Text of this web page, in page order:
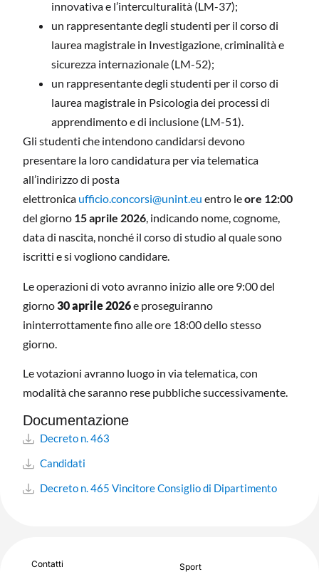
innovativa e l’interculturalità (LM-37);
un rappresentante degli studenti per il corso di
laurea magistrale in Investigazione, criminalità e
sicurezza internazionale (LM-52);
un rappresentante degli studenti per il corso di
laurea magistrale in Psicologia dei processi di
apprendimento e di inclusione (LM-51).
Gli studenti che intendono candidarsi devono
presentare la loro candidatura per via telematica
all’indirizzo di posta
elettronica ufficio.concorsi@unint.eu entro leore 12:00
del giorno 15 aprile 2026, indicando nome, cognome,
data di nascita, nonché il corso di studio al quale sono
iscritti e si vogliono candidare.
Le operazioni di voto avranno inizio alle ore 9:00 del
giorno30 aprile 2026e proseguiranno
ininterrottamente fino alle ore 18:00 dello stesso
giorno.
Le votazioni avranno luogo in via telematica, con
modalità che saranno rese pubbliche successivamente.
Documentazione
Decreto n. 463
Candidati
Decreto n. 465 Vincitore Consiglio di Dipartimento
Contatti
Sport